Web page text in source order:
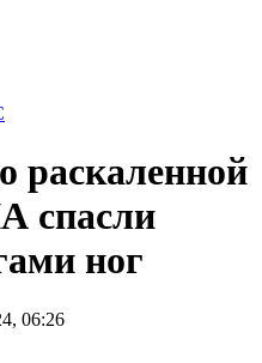
раскаленной
спасли
ног
06:26